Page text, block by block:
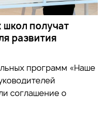
получат
развития
программ «Наше
соглашение о